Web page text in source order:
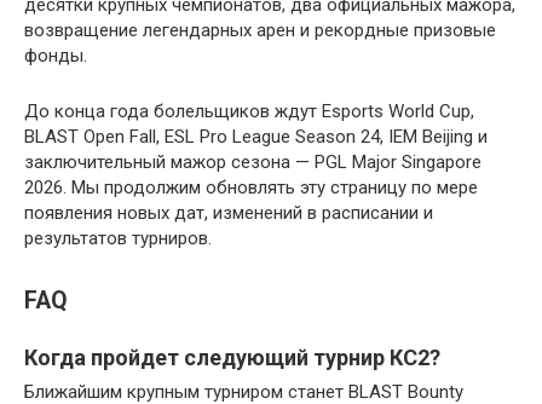
десятки крупных чемпионатов, два официальных мажора,
возвращение легендарных арен и рекордные призовые
фонды.
До конца года болельщиков ждут Esports World Cup,
BLAST Open Fall, ESL Pro League Season 24, IEM Beijing и
заключительный мажор сезона — PGL Major Singapore
2026. Мы продолжим обновлять эту страницу по мере
появления новых дат, изменений в расписании и
результатов турниров.
FAQ
Когда пройдет следующий турнир КС2?
Ближайшим крупным турниром станет BLAST Bounty